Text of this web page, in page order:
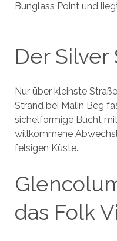
Bunglass Point und
Der Silver
Nur über kleinste
Strand bei Malin Beg
sichelförmige Bucht
willkommene
felsigen Küste.
das Folk